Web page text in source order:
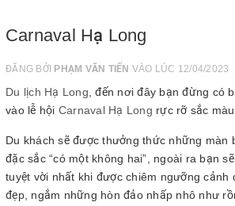
Carnaval Hạ Long
ĐĂNG BỞI PHẠM VĂN TIẾN VÀO LÚC 12/04/2023
Du lịch Hạ Long , đến nơi đây bạn đừng có
vào lễ hội Carnaval Hạ Long rực rỡ sắc màu.
Du khách sẽ được thưởng thức những màn
đặc sắc “có một không hai”, ngoài ra bạn
tuyệt vời nhất khi được chiêm ngưỡng cảnh
đẹp, ngắm những hòn đảo nhấp nhô như